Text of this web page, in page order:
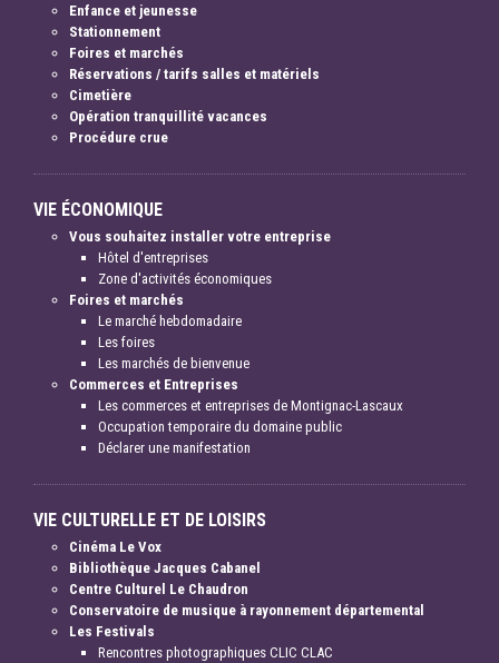
Enfance et jeunesse
Stationnement
Foires et marchés
Réservations / tarifs salles et matériels
Cimetière
Opération tranquillité vacances
Procédure crue
VIE ÉCONOMIQUE
Vous souhaitez installer votre entreprise
Hôtel d'entreprises
Zone d'activités économiques
Foires et marchés
Le marché hebdomadaire
Les foires
Les marchés de bienvenue
Commerces et Entreprises
Les commerces et entreprises de Montignac-Lascaux
Occupation temporaire du domaine public
Déclarer une manifestation
VIE CULTURELLE ET DE LOISIRS
Cinéma Le Vox
Bibliothèque Jacques Cabanel
Centre Culturel Le Chaudron
Conservatoire de musique à rayonnement départemental
Les Festivals
Rencontres photographiques CLIC CLAC